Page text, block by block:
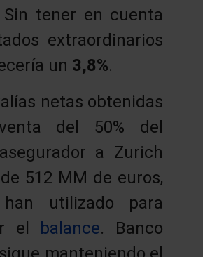
Sin tener en cuenta
extraordinarios
un 3,8%.
netas obtenidas
del 50% del
a Zurich
512 MM de euros,
utilizado para
el balance. Banco